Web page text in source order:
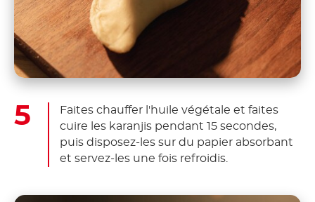
Faites chauffer l'huile végétale et faites
cuire les karanjis pendant 15 secondes,
puis disposez-les sur du papier absorbant
et servez-les une fois refroidis.